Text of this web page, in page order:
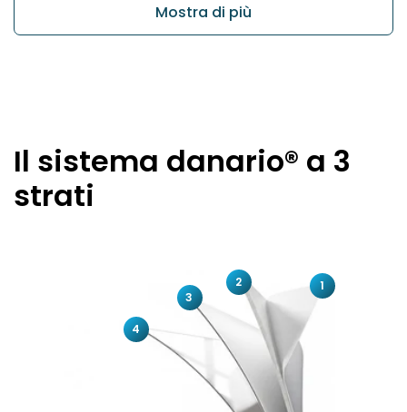
Mostra di più
Il sistema danario® a 3
strati
1
2
3
4